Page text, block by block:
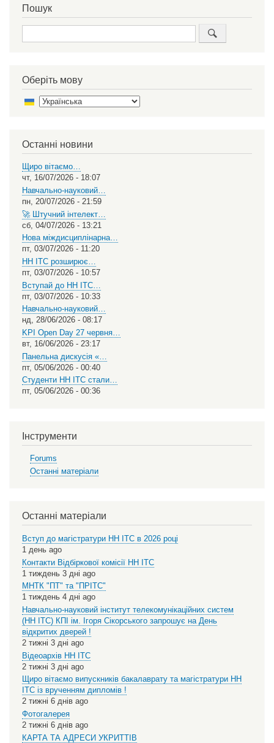
Пошук
Оберіть мову
Останні новини
Щиро вітаємо…
чт, 16/07/2026 - 18:07
Навчально-науковий…
пн, 20/07/2026 - 21:59
🚀 Штучний інтелект…
сб, 04/07/2026 - 13:21
Нова міждисциплінарна…
пт, 03/07/2026 - 11:20
НН ІТС розширює…
пт, 03/07/2026 - 10:57
Вступай до НН ІТС…
пт, 03/07/2026 - 10:33
Навчально-науковий…
нд, 28/06/2026 - 08:17
KPI Open Day 27 червня…
вт, 16/06/2026 - 23:17
Панельна дискусія «…
пт, 05/06/2026 - 00:40
Студенти НН ІТС стали…
пт, 05/06/2026 - 00:36
Інструменти
Forums
Останні матеріали
Останні матеріали
Вступ до магістратури НН ІТС в 2026 році
1 день ago
Контакти Відбіркової комісії НН ІТС
1 тиждень 3 дні ago
МНТК "ПТ" та "ПРІТС"
1 тиждень 4 дні ago
Навчально-науковий інститут телекомунікаційних систем
(НН ІТС) КПІ ім. Ігоря Сікорського запрошує на День
відкритих дверей !
2 тижні 3 дні ago
Відеоархів НН ІТС
2 тижні 3 дні ago
Щиро вітаємо випускників бакалаврату та магістратури НН
ІТС із врученням дипломів !
2 тижні 6 днів ago
Фотогалерея
2 тижні 6 днів ago
КАРТА ТА АДРЕСИ УКРИТТІВ